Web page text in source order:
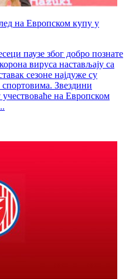
на Европском купу у
паузе због добро познате
вируса настављају са
сезоне најдуже су
Звездини
на Европском